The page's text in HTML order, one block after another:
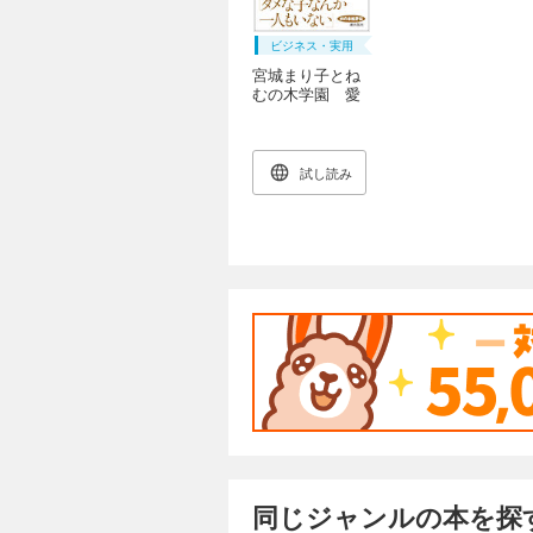
ビジネス・実用
宮城まり子とね
むの木学園 愛
試し読み
同じジャンルの本を探